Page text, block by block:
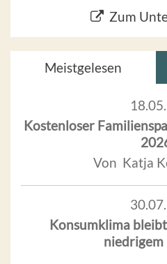
Zum
Meistgelesen
Kostenloser
Von Katja
Konsumklima
niedrigem